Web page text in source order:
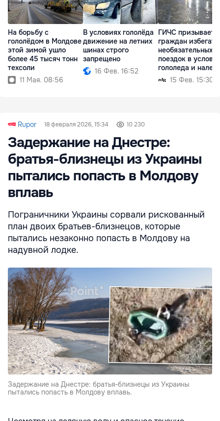
На борьбу с
гололёдом в Молдове
этой зимой ушло
более 45 тысяч тонн
техсоли
11 Мая. 08:56
В условиях гололёда
движение на летних
шинах строго
запрещено
16 Фев. 16:52
ГИЧС призывает
граждан избегать
необязательных
поездок в
гололеда и
15 Фев. 15:30
Rupor 18 февраля 2026, 15:34 10 230
Задержание на Днестре:
братья-близнецы из Украины
пытались попасть в Молдову
вплавь
Пограничники Украины сорвали рискованный
план двоих братьев-близнецов, которые
пытались незаконно попасть в Молдову на
надувной лодке.
Задержание на Днестре: братья-близнецы из Украины
пытались попасть в Молдову вплавь.